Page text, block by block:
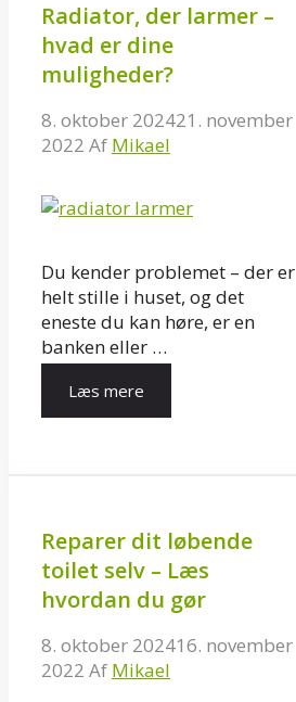
Radiator, der larmer –
hvad er dine
muligheder?
8. oktober 202421. november
2022 Af Mikael
Du kender problemet – der er
helt stille i huset, og det
eneste du kan høre, er en
banken eller …
Læs mere
Reparer dit løbende
toilet selv – Læs
hvordan du gør
8. oktober 202416. november
2022 Af Mikael